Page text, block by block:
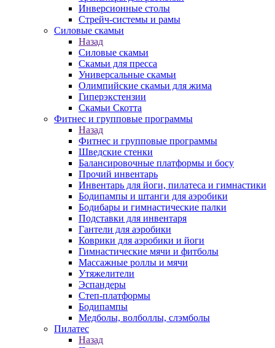
Инверсионные столы
Стрейч-системы и рамы
Силовые скамьи
Назад
Силовые скамьи
Скамьи для пресса
Универсальные скамьи
Олимпийские скамьи для жима
Гиперэкстензии
Скамьи Скотта
Фитнес и групповые программы
Назад
Фитнес и групповые программы
Шведские стенки
Балансировочные платформы и босу
Прочий инвентарь
Инвентарь для йоги, пилатеса и гимнастики
Бодипампы и штанги для аэробики
Бодибары и гимнастические палки
Подставки для инвентаря
Гантели для аэробики
Коврики для аэробики и йоги
Гимнастические мячи и фитболы
Массажные роллы и мячи
Утяжелители
Эспандеры
Степ-платформы
Бодипампы
Медболы, волболлы, слэмболы
Пилатес
Назад